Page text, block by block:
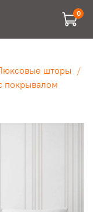
0
шторы
покрывалом